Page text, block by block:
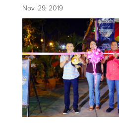
Nov. 29, 2019